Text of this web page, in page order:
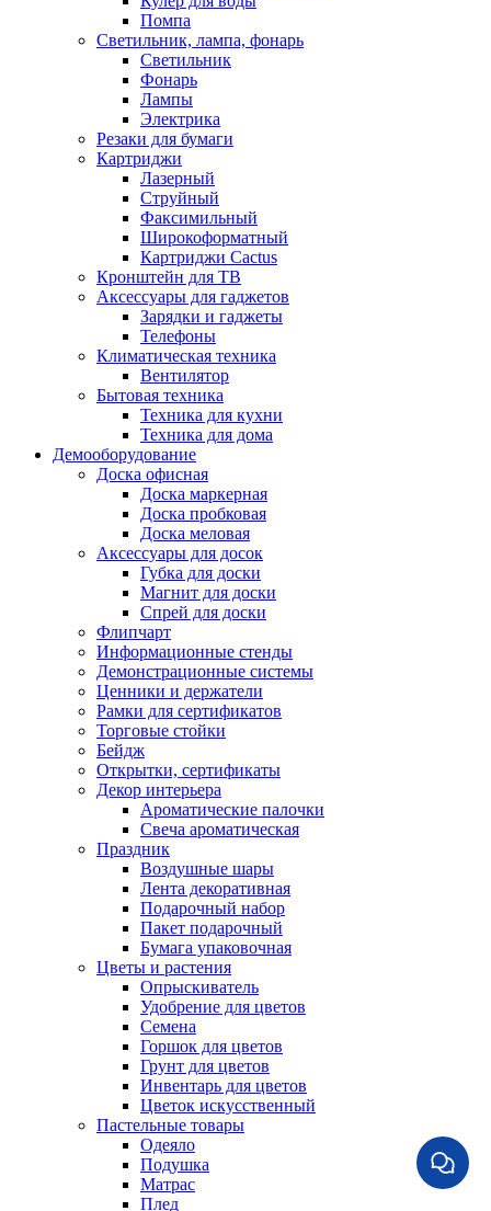
Помпа
Светильник, лампа, фонарь
Светильник
Фонарь
Лампы
Электрика
Резаки для бумаги
Картриджи
Лазерный
Струйный
Факсимильный
Широкоформатный
Картриджи Cactus
Кронштейн для ТВ
Аксессуары для гаджетов
Зарядки и гаджеты
Телефоны
Климатическая техника
Вентилятор
Бытовая техника
Техника для кухни
Техника для дома
Демооборудование
Доска офисная
Доска маркерная
Доска пробковая
Доска меловая
Аксессуары для досок
Губка для доски
Магнит для доски
Спрей для доски
Флипчарт
Информационные стенды
Демонстрационные системы
Ценники и держатели
Рамки для сертификатов
Торговые стойки
Бейдж
Открытки, сертификаты
Декор интерьера
Ароматические палочки
Свеча ароматическая
Праздник
Воздушные шары
Лента декоративная
Подарочный набор
Пакет подарочный
Бумага упаковочная
Цветы и растения
Опрыскиватель
Удобрение для цветов
Семена
Горшок для цветов
Грунт для цветов
Инвентарь для цветов
Цветок искусственный
Пастельные товары
Одеяло
Подушка
Матрас
Плед